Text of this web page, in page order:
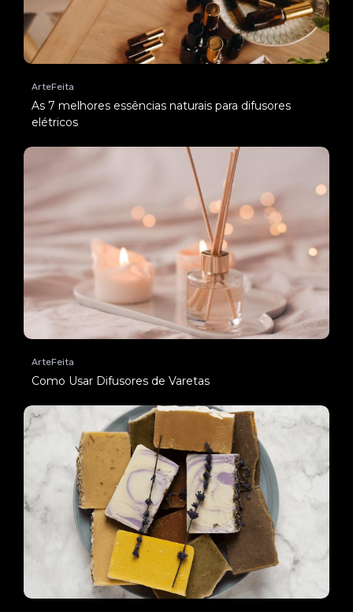
ArteFeita
As 7 melhores essências naturais para difusores
elétricos
ArteFeita
Como Usar Difusores de Varetas